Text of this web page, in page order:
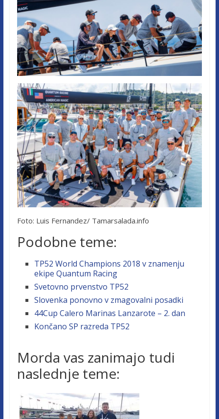
Foto: Luis Fernandez/ Tamarsalada.info
Podobne teme:
TP52 World Champions 2018 v znamenju
ekipe Quantum Racing
Svetovno prvenstvo TP52
Slovenka ponovno v zmagovalni posadki
44Cup Calero Marinas Lanzarote – 2. dan
Končano SP razreda TP52
Morda vas zanimajo tudi
naslednje teme: